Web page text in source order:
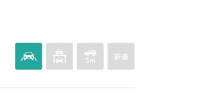
モータープール髙木Ⅱ駐車場
福岡市西区内浜１丁目１０１５－３